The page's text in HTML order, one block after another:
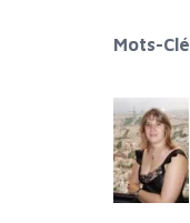
Mots-